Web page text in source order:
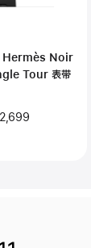
Hermès Noir
Tour 表带